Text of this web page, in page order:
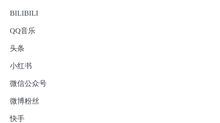
BILIBILI
QQ音乐
头条
小红书
微信公众号
微博粉丝
快手